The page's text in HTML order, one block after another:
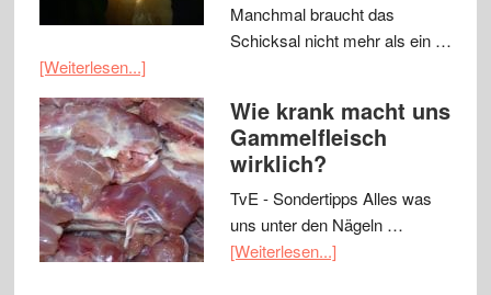
Manchmal braucht das
Schicksal nicht mehr als ein …
[Weiterlesen...]
Wie krank macht uns
Gammelfleisch
wirklich?
TvE - Sondertipps Alles was
uns unter den Nägeln …
[Weiterlesen...]